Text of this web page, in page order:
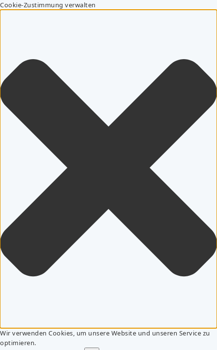
Cookie-Zustimmung verwalten
Wir verwenden Cookies, um unsere Website und unseren Service zu
optimieren.